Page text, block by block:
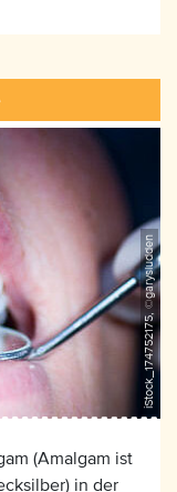
iStock_174752175, ©garysludden
(Amalgam ist
in der